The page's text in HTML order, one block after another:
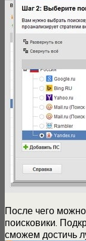
После чего можно
поисковики.
сможем достичь